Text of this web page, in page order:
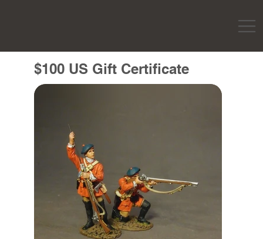
$100 US Gift Certificate